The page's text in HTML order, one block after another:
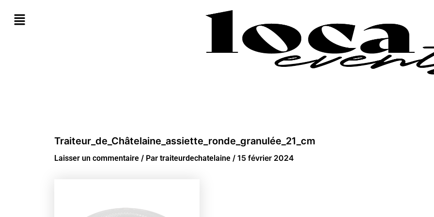
Traiteur_de_Châtelaine_assiette_ronde_granulée_21_cm
Laisser un commentaire / Par traiteurdechatelaine / 15 février 2024